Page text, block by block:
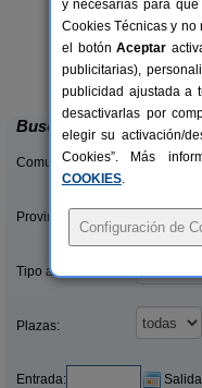
La
San Pedro de
Buscar
Comunidades:
Provincias/Islas:
Tipo alquiler:
Plazas:
Entrada:
y necesarias para
Cookies Técnicas y no
el botónAceptar
publicitarias),
publicidad ajustada a
desactivarlas por
elegir su activación/
Cookies”. Más
COOKIES.